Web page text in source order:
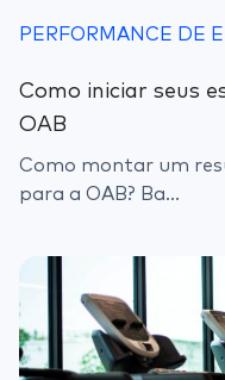
PERFORMANCE DE
Como iniciar seus
OAB
Como montar um
para a OAB? Ba...